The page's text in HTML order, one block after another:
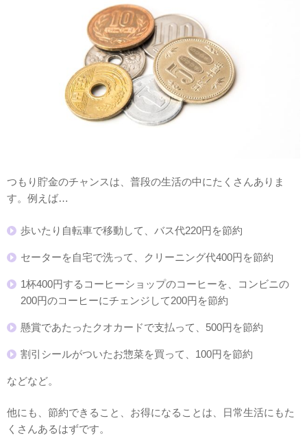
つもり貯金のチャンスは、普段の生活の中にたくさんありま
す。例えば…
歩いたり自転車で移動して、バス代220円を節約
セーターを自宅で洗って、クリーニング代400円を節約
1杯400円するコーヒーショップのコーヒーを、コンビニの
200円のコーヒーにチェンジして200円を節約
懸賞であたったクオカードで支払って、500円を節約
割引シールがついたお惣菜を買って、100円を節約
などなど。
他にも、節約できること、お得になることは、日常生活にもた
くさんあるはずです。